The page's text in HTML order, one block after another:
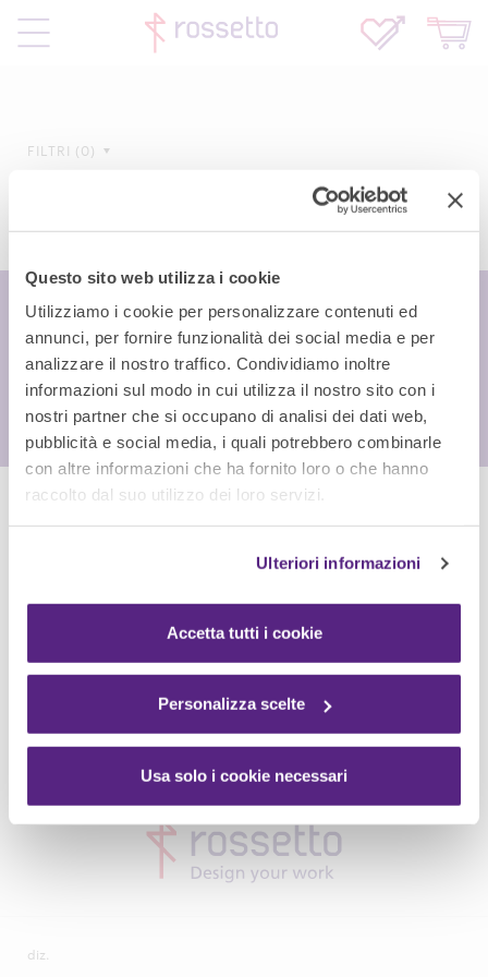
Questo sito web utilizza i cookie
Utilizziamo i cookie per personalizzare contenuti ed
annunci, per fornire funzionalità dei social media e per
analizzare il nostro traffico. Condividiamo inoltre
informazioni sul modo in cui utilizza il nostro sito con i
nostri partner che si occupano di analisi dei dati web,
pubblicità e social media, i quali potrebbero combinarle
con altre informazioni che ha fornito loro o che hanno
raccolto dal suo utilizzo dei loro servizi.
Ulteriori informazioni
Accetta tutti i cookie
Personalizza scelte
Usa solo i cookie necessari
FILTRI 0
diz.